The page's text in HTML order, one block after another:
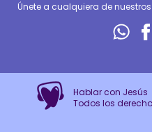
Únete a cualquiera de
Hablar con Jesús
Todos los